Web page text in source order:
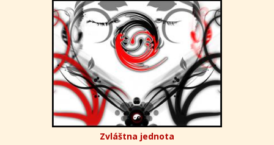
Zvláštna jednota